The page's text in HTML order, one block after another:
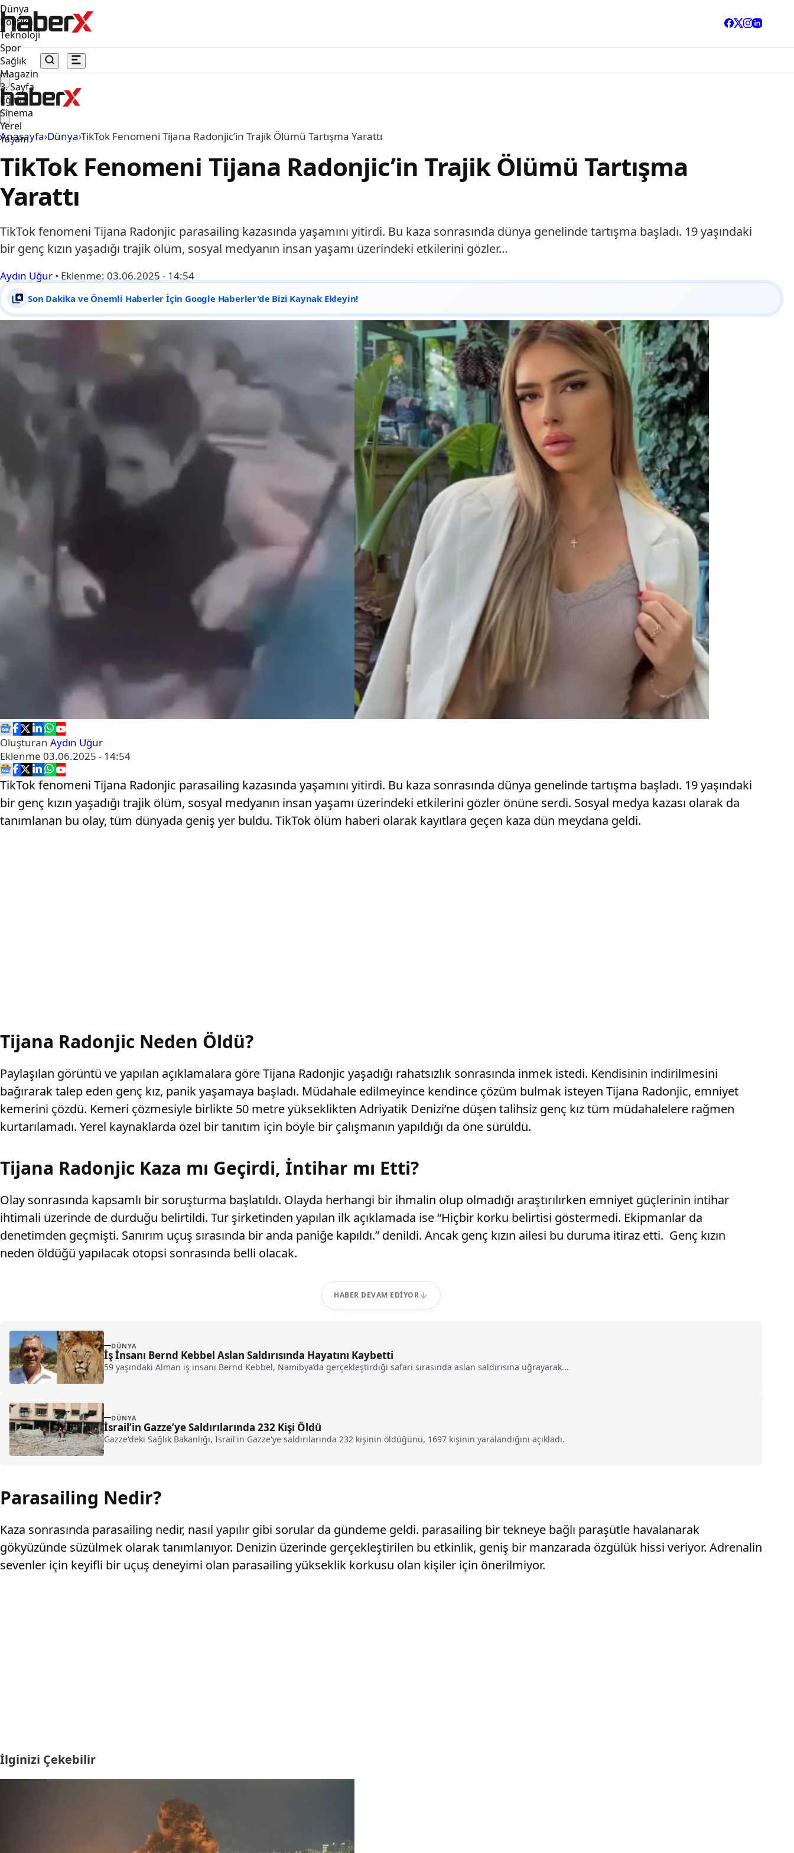
Dünya
Politika
Teknoloji
Spor
Sağlık
Magazin
3. Sayfa
Eğitim
Sinema
Yerel
Yaşam
Anasayfa›Dünya›TikTok Fenomeni Tijana Radonjic’in Trajik Ölümü Tartışma Yarattı
TikTok Fenomeni Tijana Radonjic’in Trajik Ölümü Tartışma
Yarattı
TikTok fenomeni Tijana Radonjic parasailing kazasında yaşamını yitirdi. Bu kaza sonrasında dünya genelinde tartışma başladı. 19 yaşındaki
bir genç kızın yaşadığı trajik ölüm, sosyal medyanın insan yaşamı üzerindeki etkilerini gözler…
Aydın Uğur • Eklenme: 03.06.2025 - 14:54
Son Dakika ve Önemli Haberler İçin Google Haberler'de Bizi Kaynak Ekleyin!
Oluşturan Aydın Uğur
Eklenme 03.06.2025 - 14:54
TikTok fenomeni Tijana Radonjic parasailing kazasında yaşamını yitirdi. Bu kaza sonrasında dünya genelinde tartışma başladı. 19 yaşındaki
bir genç kızın yaşadığı trajik ölüm, sosyal medyanın insan yaşamı üzerindeki etkilerini gözler önüne serdi. Sosyal medya kazası olarak da
tanımlanan bu olay, tüm dünyada geniş yer buldu. TikTok ölüm haberi olarak kayıtlara geçen kaza dün meydana geldi.
Tijana Radonjic Neden Öldü?
Paylaşılan görüntü ve yapılan açıklamalara göre Tijana Radonjic yaşadığı rahatsızlık sonrasında inmek istedi. Kendisinin indirilmesini
bağırarak talep eden genç kız, panik yaşamaya başladı. Müdahale edilmeyince kendince çözüm bulmak isteyen Tijana Radonjic, emniyet
kemerini çözdü. Kemeri çözmesiyle birlikte 50 metre yükseklikten Adriyatik Denizi’ne düşen talihsiz genç kız tüm müdahalelere rağmen
kurtarılamadı. Yerel kaynaklarda özel bir tanıtım için böyle bir çalışmanın yapıldığı da öne sürüldü.
Tijana Radonjic Kaza mı Geçirdi, İntihar mı Etti?
Olay sonrasında kapsamlı bir soruşturma başlatıldı. Olayda herhangi bir ihmalin olup olmadığı araştırılırken emniyet güçlerinin intihar
ihtimali üzerinde de durduğu belirtildi. Tur şirketinden yapılan ilk açıklamada ise “Hiçbir korku belirtisi göstermedi. Ekipmanlar da
denetimden geçmişti. Sanırım uçuş sırasında bir anda paniğe kapıldı.” denildi. Ancak genç kızın ailesi bu duruma itiraz etti. Genç kızın
neden öldüğü yapılacak otopsi sonrasında belli olacak.
HABER DEVAM EDIYOR
DÜNYA
İş İnsanı Bernd Kebbel Aslan Saldırısında Hayatını Kaybetti
59 yaşındaki Alman iş insanı Bernd Kebbel, Namibya’da gerçekleştirdiği safari sırasında aslan saldırısına uğrayarak...
DÜNYA
İsrail’in Gazze’ye Saldırılarında 232 Kişi Öldü
Gazze'deki Sağlık Bakanlığı, İsrail'in Gazze'ye saldırılarında 232 kişinin öldüğünü, 1697 kişinin yaralandığını açıkladı.
Parasailing Nedir?
Kaza sonrasında parasailing nedir, nasıl yapılır gibi sorular da gündeme geldi. parasailing bir tekneye bağlı paraşütle havalanarak
gökyüzünde süzülmek olarak tanımlanıyor. Denizin üzerinde gerçekleştirilen bu etkinlik, geniş bir manzarada özgülük hissi veriyor. Adrenalin
sevenler için keyifli bir uçuş deneyimi olan parasailing yükseklik korkusu olan kişiler için önerilmiyor.
İlginizi Çekebilir